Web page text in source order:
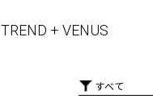
TREND + VENUS